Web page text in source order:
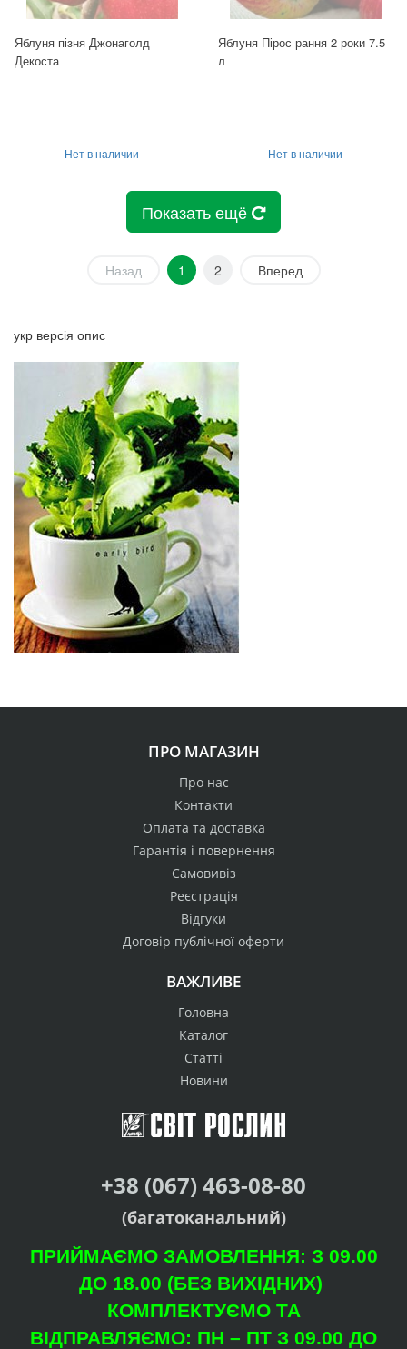
Яблуня пізня Джонаголд
Декоста
Нет в наличии
Яблуня Пірос рання 2 роки 7.5
л
Нет в наличии
Показать ещё
Назад 1 2 Вперед
укр версія опис
ПРО МАГАЗИН
Про нас
Контакти
Оплата та доставка
Гарантія і повернення
Самовивіз
Реєстрація
Відгуки
Договір публічної оферти
ВАЖЛИВЕ
Головна
Каталог
Статті
Новини
+38 (067) 463-08-80
(багатоканальний)
ПРИЙМАЄМО ЗАМОВЛЕННЯ: З 09.00
ДО 18.00 (БЕЗ ВИХІДНИХ)
КОМПЛЕКТУЄМО ТА
ВІДПРАВЛЯЄМО: ПН – ПТ З 09.00 ДО